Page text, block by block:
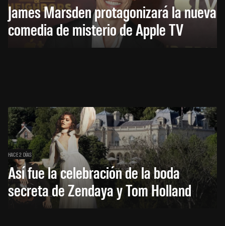
James Marsden protagonizará la nueva
comedia de misterio de Apple TV
HACE 2 DÍAS
Así fue la celebración de la boda
secreta de Zendaya y Tom Holland